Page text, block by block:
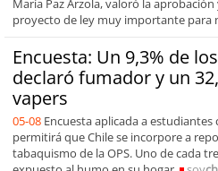
María Paz Arzola, valoró la
proyecto de ley muy importante para
Encuesta: Un 9,3% de
declaró fumador y un
vapers
05-08 Encuesta aplicada a
permitirá que Chile se incorpore a
tabaquismo de la OPS. Uno de cada